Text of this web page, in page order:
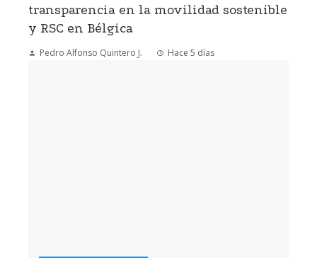
transparencia en la movilidad sostenible
y RSC en Bélgica
Pedro Alfonso Quintero J. Hace 5 días